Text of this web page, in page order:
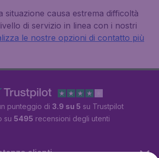
situazione causa estrema difficoltà
di servizio in linea con i nostri
le nostre opzioni di contatto più
punteggio di 3.9 su 5 su Trustpilot
su 5495 recensioni degli utenti
clienti